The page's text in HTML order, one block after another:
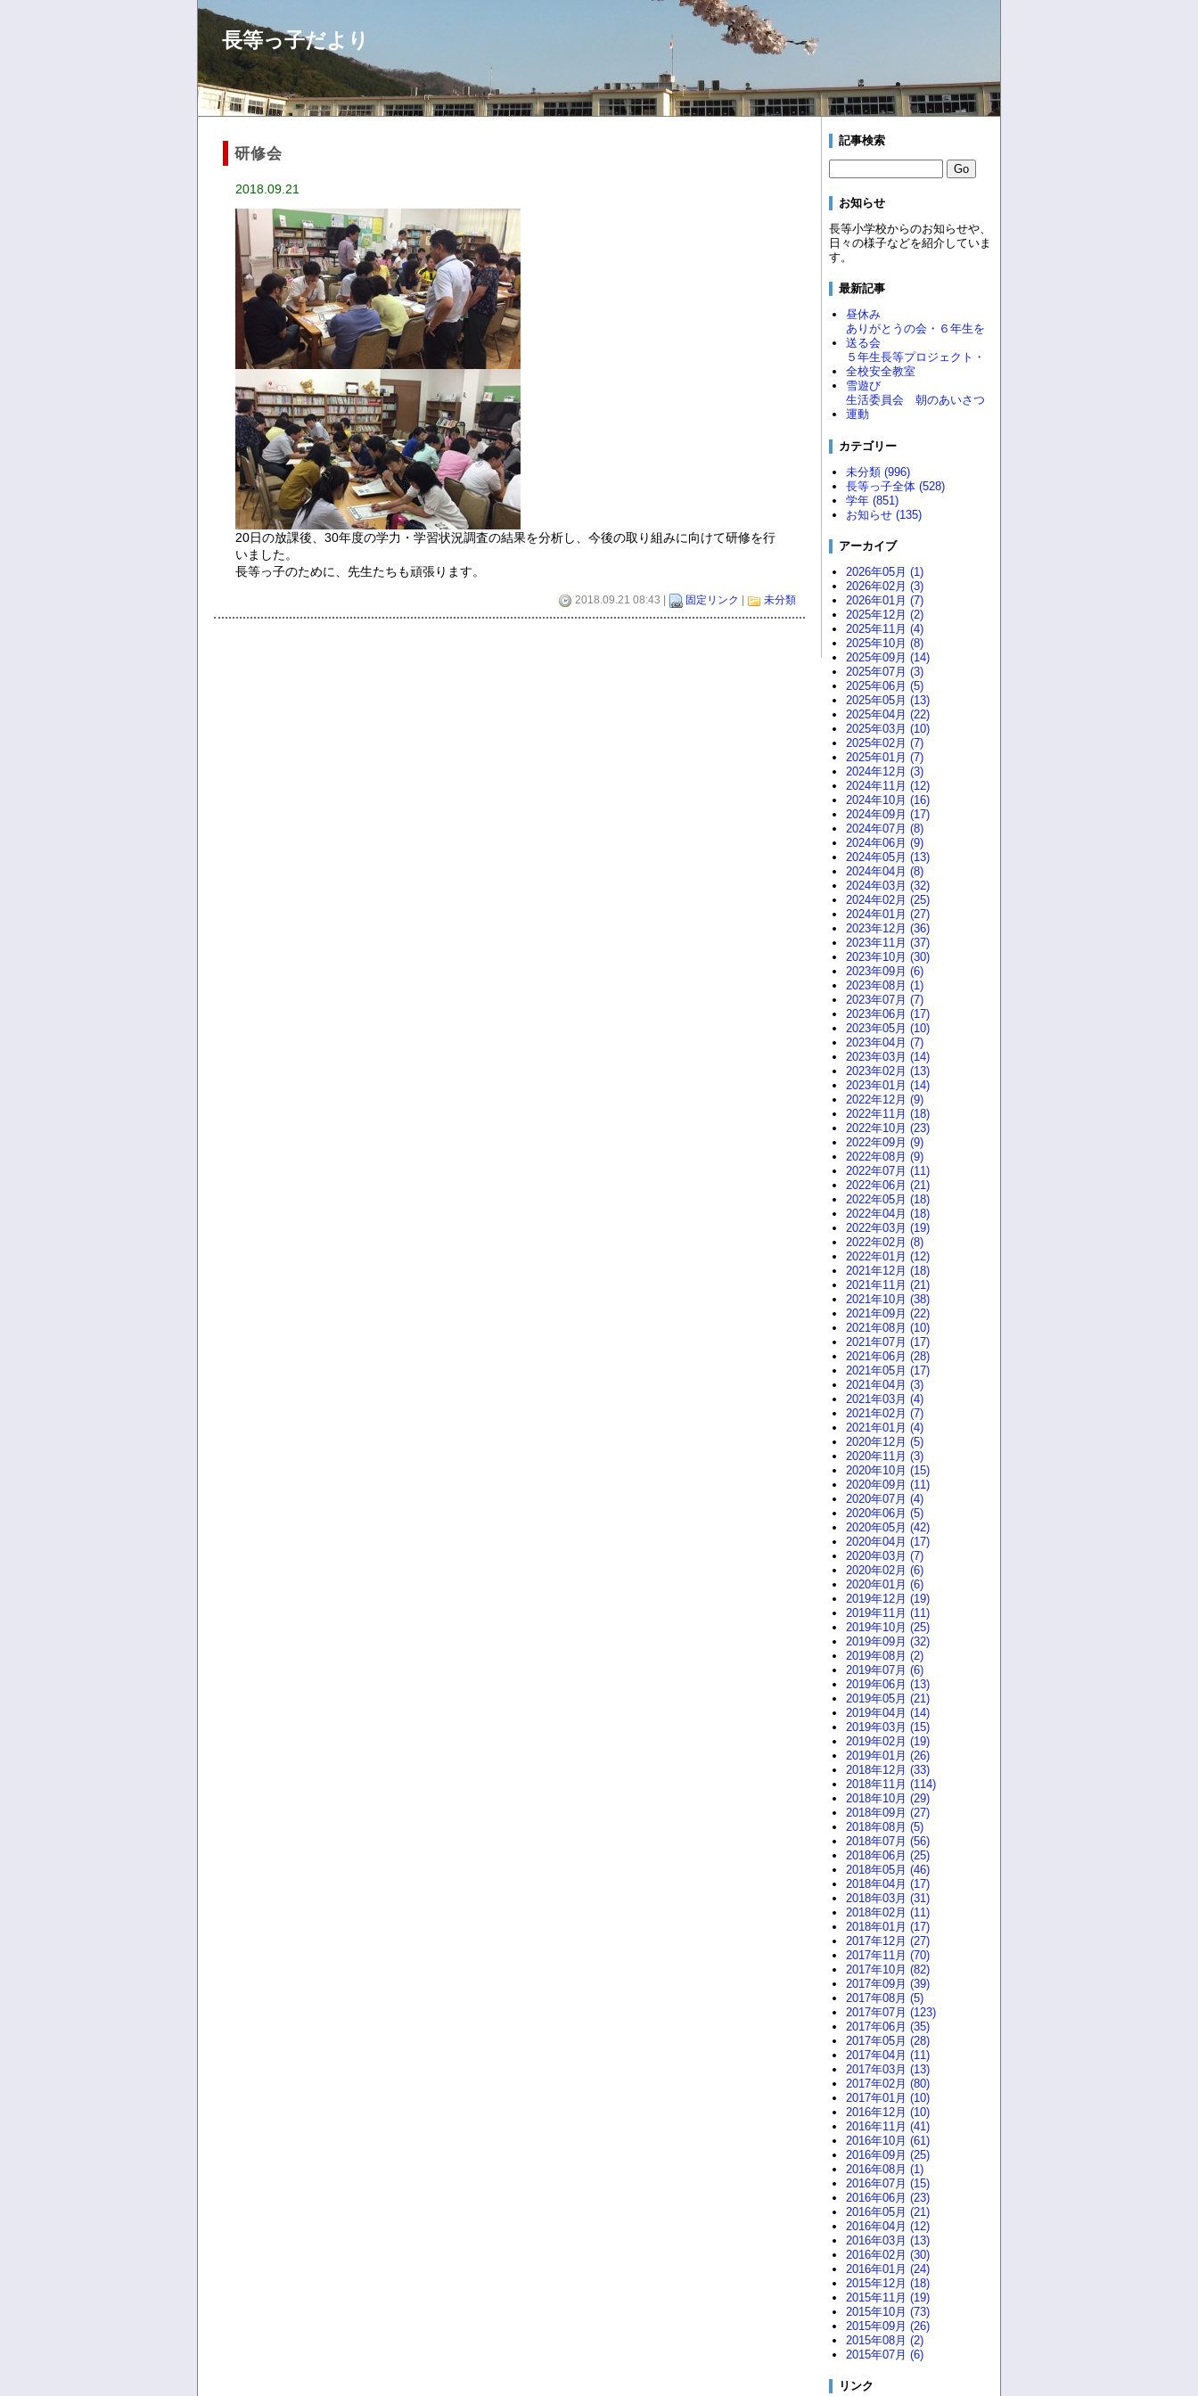
長等っ子だより
研修会
2018.09.21
20日の放課後、30年度の学力・学習状況調査の結果を分析し、今後の取り組みに向けて研修を行
いました。
長等っ子のために、先生たちも頑張ります。
2018.09.21 08:43 | 固定リンク 未分類
記事検索
お知らせ
長等小学校からのお知らせや、
日々の様子などを紹介していま
す。
最新記事
昼休み
ありがとうの会・６年生を
送る会
５年生長等プロジェクト・
全校安全教室
雪遊び
生活委員会 朝のあいさつ
運動
カテゴリー
未分類 (996)
長等っ子全体 (528)
学年 (851)
お知らせ (135)
アーカイブ
2026年05月 (1)
2026年02月 (3)
2026年01月 (7)
2025年12月 (2)
2025年11月 (4)
2025年10月 (8)
2025年09月 (14)
2025年07月 (3)
2025年06月 (5)
2025年05月 (13)
2025年04月 (22)
2025年03月 (10)
2025年02月 (7)
2025年01月 (7)
2024年12月 (3)
2024年11月 (12)
2024年10月 (16)
2024年09月 (17)
2024年07月 (8)
2024年06月 (9)
2024年05月 (13)
2024年04月 (8)
2024年03月 (32)
2024年02月 (25)
2024年01月 (27)
2023年12月 (36)
2023年11月 (37)
2023年10月 (30)
2023年09月 (6)
2023年08月 (1)
2023年07月 (7)
2023年06月 (17)
2023年05月 (10)
2023年04月 (7)
2023年03月 (14)
2023年02月 (13)
2023年01月 (14)
2022年12月 (9)
2022年11月 (18)
2022年10月 (23)
2022年09月 (9)
2022年08月 (9)
2022年07月 (11)
2022年06月 (21)
2022年05月 (18)
2022年04月 (18)
2022年03月 (19)
2022年02月 (8)
2022年01月 (12)
2021年12月 (18)
2021年11月 (21)
2021年10月 (38)
2021年09月 (22)
2021年08月 (10)
2021年07月 (17)
2021年06月 (28)
2021年05月 (17)
2021年04月 (3)
2021年03月 (4)
2021年02月 (7)
2021年01月 (4)
2020年12月 (5)
2020年11月 (3)
2020年10月 (15)
2020年09月 (11)
2020年07月 (4)
2020年06月 (5)
2020年05月 (42)
2020年04月 (17)
2020年03月 (7)
2020年02月 (6)
2020年01月 (6)
2019年12月 (19)
2019年11月 (11)
2019年10月 (25)
2019年09月 (32)
2019年08月 (2)
2019年07月 (6)
2019年06月 (13)
2019年05月 (21)
2019年04月 (14)
2019年03月 (15)
2019年02月 (19)
2019年01月 (26)
2018年12月 (33)
2018年11月 (114)
2018年10月 (29)
2018年09月 (27)
2018年08月 (5)
2018年07月 (56)
2018年06月 (25)
2018年05月 (46)
2018年04月 (17)
2018年03月 (31)
2018年02月 (11)
2018年01月 (17)
2017年12月 (27)
2017年11月 (70)
2017年10月 (82)
2017年09月 (39)
2017年08月 (5)
2017年07月 (123)
2017年06月 (35)
2017年05月 (28)
2017年04月 (11)
2017年03月 (13)
2017年02月 (80)
2017年01月 (10)
2016年12月 (10)
2016年11月 (41)
2016年10月 (61)
2016年09月 (25)
2016年08月 (1)
2016年07月 (15)
2016年06月 (23)
2016年05月 (21)
2016年04月 (12)
2016年03月 (13)
2016年02月 (30)
2016年01月 (24)
2015年12月 (18)
2015年11月 (19)
2015年10月 (73)
2015年09月 (26)
2015年08月 (2)
2015年07月 (6)
リンク